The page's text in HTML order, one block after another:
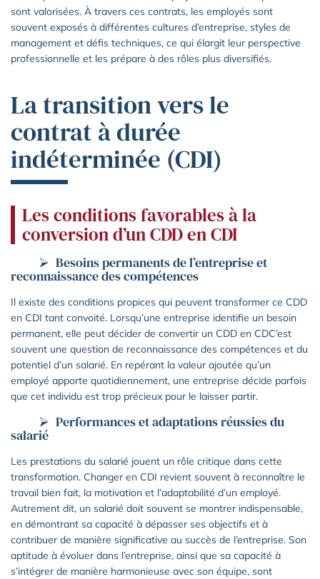
sont valorisées. À travers ces contrats, les employés sont
souvent exposés à différentes cultures d’entreprise, styles de
management et défis techniques, ce qui élargit leur perspective
professionnelle et les prépare à des rôles plus diversifiés.
La transition vers le
contrat à durée
indéterminée (CDI)
Les conditions favorables à la
conversion d’un CDD en CDI
Besoins permanents de l’entreprise et
reconnaissance des compétences
Il existe des conditions propices qui peuvent transformer ce CDD
en CDI tant convoité. Lorsqu’une entreprise identifie un besoin
permanent, elle peut décider de convertir un CDD en CDC’est
souvent une question de reconnaissance des compétences et du
potentiel d’un salarié. En repérant la valeur ajoutée qu’un
employé apporte quotidiennement, une entreprise décide parfois
que cet individu est trop précieux pour le laisser partir.
Performances et adaptations réussies du
salarié
Les prestations du salarié jouent un rôle critique dans cette
transformation. Changer en CDI revient souvent à reconnaître le
travail bien fait, la motivation et l’adaptabilité d’un employé.
Autrement dit, un salarié doit souvent se montrer indispensable,
en démontrant sa capacité à dépasser ses objectifs et à
contribuer de manière significative au succès de l’entreprise. Son
aptitude à évoluer dans l’entreprise, ainsi que sa capacité à
s’intégrer de manière harmonieuse avec son équipe, sont